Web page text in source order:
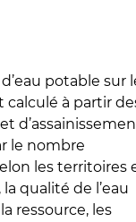
potable sur
calculé à partir
le nombre
les territoires
qualité de l’eau
ressource, les